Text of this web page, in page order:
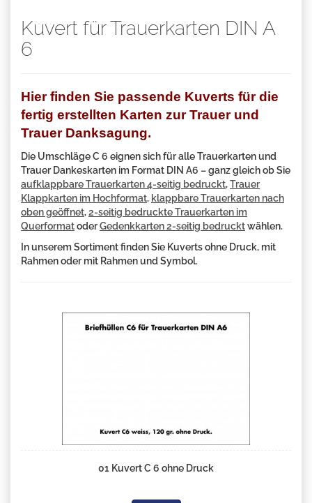
Kuvert für Trauerkarten DIN A
6
Hier finden Sie passende Kuverts für die
fertig erstellten Karten zur Trauer und
Trauer Danksagung.
Die Umschläge C 6 eignen sich für alle Trauerkarten und
Trauer Dankeskarten im Format DIN A6 – ganz gleich ob Sie
aufklappbare Trauerkarten 4-seitig bedruckt,Trauer
Klappkarten im Hochformat, klappbare Trauerkarten nach
oben geöffnet,2-seitig bedruckte Trauerkarten im
QuerformatoderGedenkkarten 2-seitig bedrucktwählen.
In unserem Sortiment finden Sie Kuverts ohne Druck, mit
Rahmen oder mit Rahmen und Symbol.
01 Kuvert C 6 ohne Druck